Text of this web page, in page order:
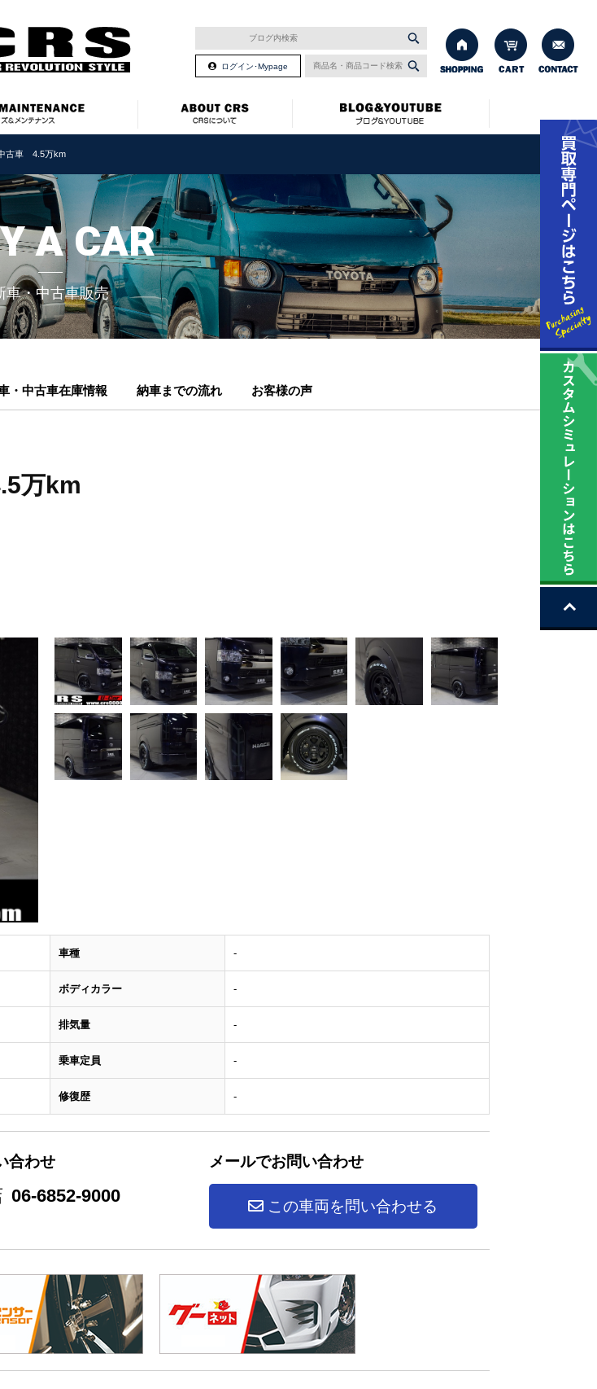
ログイン･Mypage
古車 4.5万km
A CAR
車・中古車販売
・中古車在庫情報 納車までの流れ お客様の声
万km
車種 -
ボディカラー -
排気量 -
乗車定員 -
修復歴 -
合わせ
06-6852-9000
メールでお問い合わせ
この車両を問い合わせる